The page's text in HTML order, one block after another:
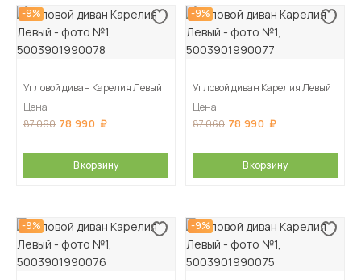
-9%
Угловой диван Карелия Левый
Цена
87 060 78 990
В корзину
-9%
Угловой диван Карелия Левый
Цена
87 060 78 990
В корзину
-9% -9%